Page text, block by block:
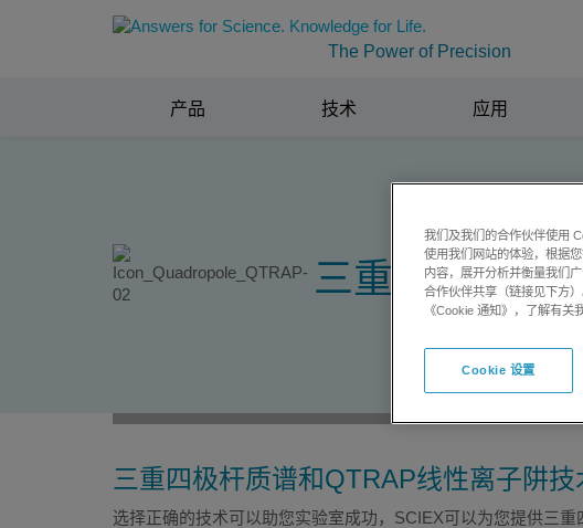
The Power of Precision
产品 技术 应用
三重四极杆质
三重四极杆质谱和QTRAP线性离子阱技
选择正确的技术可以助您实验室成功，SCIEX可以为您提供三
我们及我们的合作伙伴使用
使用我们网站的体验，根据
内容，展开分析并衡量我们
合作伙伴共享（链接见下方
《Cookie 通知》，了解有关
Cookie 设置